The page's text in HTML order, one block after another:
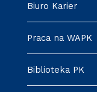
Biuro Karier
Praca na WAPK
Biblioteka PK